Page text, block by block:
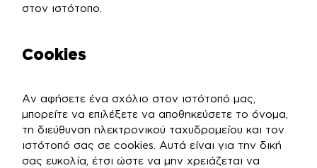
στον ιστότοπο.
Cookies
Αν αφήσετε ένα σχόλιο στον ιστότοπό μας,
μπορείτε να επιλέξετε να αποθηκεύσετε το όνομα,
τη διεύθυνση ηλεκτρονικού ταχυδρομείου και τον
ιστότοπό σας σε cookies. Αυτά είναι για την δική
σας ευκολία, έτσι ώστε να μην χρειάζεται να